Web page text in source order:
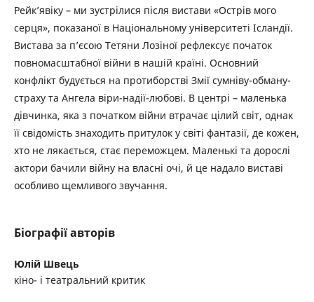
Рейк’явіку – ми зустрілися після вистави «Острів мого
серця», показаної в Національному університеті Ісландії.
Вистава за п’єсою Тетяни Лозіної рефлексує початок
повномасштабної війни в нашій країні. Основний
конфлікт будується на протиборстві Змії сумніву-обману-
страху та Ангела віри-надії-любові. В центрі – маленька
дівчинка, яка з початком війни втрачає цілий світ, однак
її свідомість знаходить притулок у світі фантазії, де кожен,
хто не лякається, стає переможцем. Маленькі та дорослі
актори бачили війну на власні очі, й це надало виставі
особливо щемливого звучання.
Біографії авторів
Юлій Швець
кіно- і театральний критик